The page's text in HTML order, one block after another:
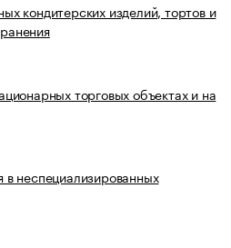
кондитерских изделий, тортов и
торговых объектах и на
в неспециализированных